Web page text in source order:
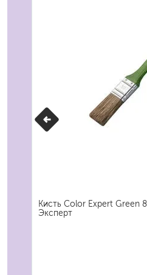
Кисть Color Expert Green
Эксперт